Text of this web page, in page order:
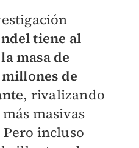
tiene al
masa de
de
, rivalizando
masivas
Pero incluso